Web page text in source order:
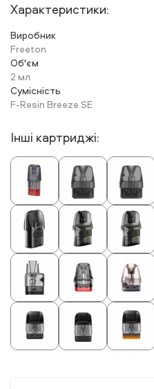
Характеристики:
Виробник
Freeton
Об'єм
2 мл
Сумісність
F-Resin Breeze SE
Інші картриджі: